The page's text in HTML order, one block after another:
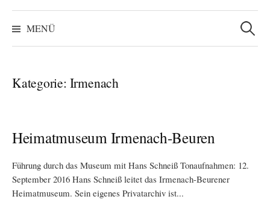
MENÜ
Suchen
nach:
Kategorie: Irmenach
Heimatmuseum Irmenach-Beuren
Führung durch das Museum mit Hans Schneiß Tonaufnahmen: 12.
September 2016 Hans Schneiß leitet das Irmenach-Beurener
Heimatmuseum. Sein eigenes Privatarchiv ist...